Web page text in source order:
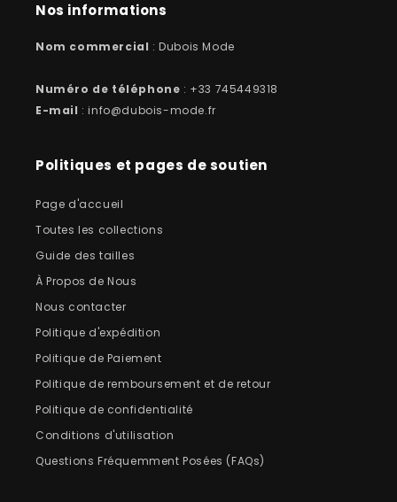
Nos informations
Nom commercial : Dubois Mode
Numéro de téléphone : +33 745449318
E-mail : info@dubois-mode.fr
Politiques et pages de soutien
Page d'accueil
Toutes les collections
Guide des tailles
À Propos de Nous
Nous contacter
Politique d'expédition
Politique de Paiement
Politique de remboursement et de retour
Politique de confidentialité
Conditions d'utilisation
Questions Fréquemment Posées (FAQs)